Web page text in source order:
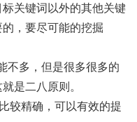
关键词以外的其他关键
，要尽可能的挖掘
不多，但是很多很多的
是二八原则。
较精确，可以有效的提